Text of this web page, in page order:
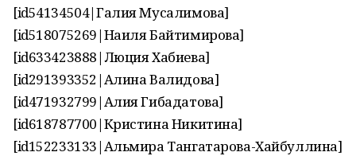
[id54134504|Галия Мусалимова]
[id518075269|Наиля Байтимирова]
[id633423888|Люция Хабиева]
[id291393352|Алина Валидова]
[id471932799|Алия Гибадатова]
[id618787700|Кристина Никитина]
[id152233133|Альмира Тангатарова-Хайбуллина]